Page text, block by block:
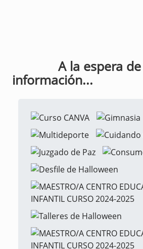
A la espera de
información...